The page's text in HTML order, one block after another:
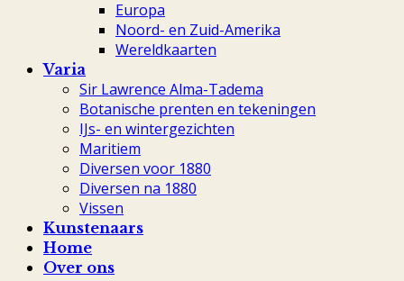
Europa
Noord- en Zuid-Amerika
Wereldkaarten
Varia
Sir Lawrence Alma-Tadema
Botanische prenten en tekeningen
IJs- en wintergezichten
Maritiem
Diversen voor 1880
Diversen na 1880
Vissen
Kunstenaars
Home
Over ons